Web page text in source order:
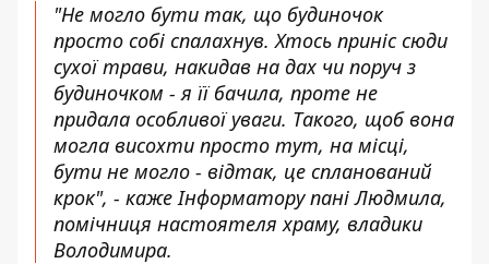
"Не могло бути так, що будиночок
просто собі спалахнув. Хтось приніс сюди
сухої трави, накидав на дах чи поруч з
будиночком - я її бачила, проте не
придала особливої уваги. Такого, щоб вона
могла висохти просто тут, на місці,
бути не могло - відтак, це спланований
крок", - каже Інформатору пані Людмила,
помічниця настоятеля храму, владики
Володимира.